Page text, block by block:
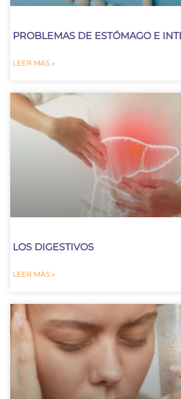
PROBLEMAS DE ESTÓMAGO E
LEER MÁS »
LOS DIGESTIVOS
LEER MÁS »